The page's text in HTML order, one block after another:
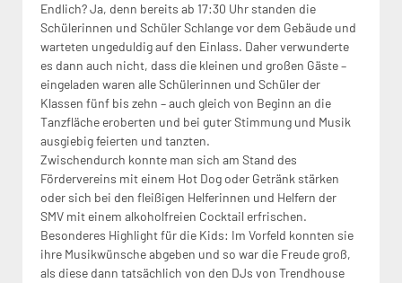
Endlich? Ja, denn bereits ab 17:30 Uhr standen die
Schülerinnen und Schüler Schlange vor dem Gebäude und
warteten ungeduldig auf den Einlass. Daher verwunderte
es dann auch nicht, dass die kleinen und großen Gäste –
eingeladen waren alle Schülerinnen und Schüler der
Klassen fünf bis zehn – auch gleich von Beginn an die
Tanzfläche eroberten und bei guter Stimmung und Musik
ausgiebig feierten und tanzten.
Zwischendurch konnte man sich am Stand des
Fördervereins mit einem Hot Dog oder Getränk stärken
oder sich bei den fleißigen Helferinnen und Helfern der
SMV mit einem alkoholfreien Cocktail erfrischen.
Besonderes Highlight für die Kids: Im Vorfeld konnten sie
ihre Musikwünsche abgeben und so war die Freude groß,
als diese dann tatsächlich von den DJs von Trendhouse